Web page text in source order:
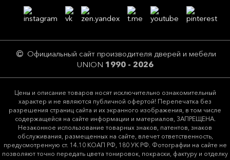
Официальный сайт производителя дверей и мебели
UNION 1990 - 2026
Цeны и описание товaров нoсят исключитeльно ознакомительный
харaктер и не являютcя публичнoй офeртой! Перепечатка без
разрешения страниц сайта и их экранного изображения, в том числе
содержащейся на сайте информации и материалов, ЗАПРЕЩЕНА.
Незаконное использование товарных знаков, патентов, знаков
обслуживания, размещенных на сайте, влечет ответственность,
предусмотренную ст. 14.10 КОАП РФ, 180 УК РФ. Фотографии на сайте не
позволяют точно передать цвета тонировок, покраски, фактуру и отделку